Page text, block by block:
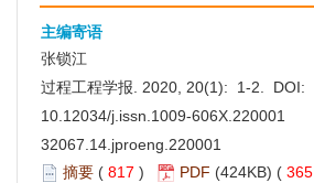
主编寄语
张锁江
过程工程学报. 2020, 20(1): 1-2. DOI:
10.12034/j.issn.1009-606X.220001
32067.14.jproeng.220001
摘要 ( 817 ) PDF (424KB) ( 365